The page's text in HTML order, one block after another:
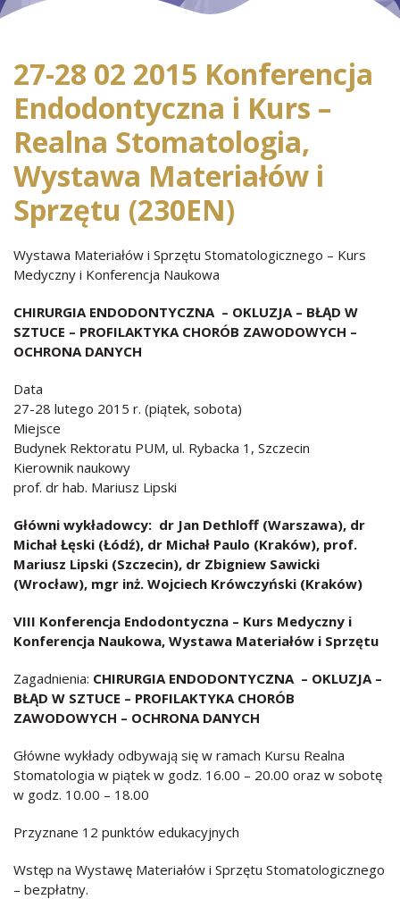
27-28 02 2015 Konferencja
Endodontyczna i Kurs –
Realna Stomatologia,
Wystawa Materiałów i
Sprzętu (230EN)
Wystawa Materiałów i Sprzętu Stomatologicznego – Kurs
Medyczny i Konferencja Naukowa
CHIRURGIA ENDODONTYCZNA – OKLUZJA – BŁĄD W
SZTUCE – PROFILAKTYKA CHORÓB ZAWODOWYCH –
OCHRONA DANYCH
Data
27-28 lutego 2015 r. (piątek, sobota)
Miejsce
Budynek Rektoratu PUM, ul. Rybacka 1, Szczecin
Kierownik naukowy
prof. dr hab. Mariusz Lipski
Główni wykładowcy: dr Jan Dethloff (Warszawa), dr
Michał Łęski (Łódź), dr Michał Paulo (Kraków), prof.
Mariusz Lipski (Szczecin), dr Zbigniew Sawicki
(Wrocław), mgr inż. Wojciech Krówczyński (Kraków)
VIII Konferencja Endodontyczna – Kurs Medyczny i
Konferencja Naukowa, Wystawa Materiałów i Sprzętu
Zagadnienia: CHIRURGIA ENDODONTYCZNA – OKLUZJA –
BŁĄD W SZTUCE – PROFILAKTYKA CHORÓB
ZAWODOWYCH – OCHRONA DANYCH
Główne wykłady odbywają się w ramach Kursu Realna
Stomatologia w piątek w godz. 16.00 – 20.00 oraz w sobotę
w godz. 10.00 – 18.00
Przyznane 12 punktów edukacyjnych
Wstęp na Wystawę Materiałów i Sprzętu Stomatologicznego
– bezpłatny.